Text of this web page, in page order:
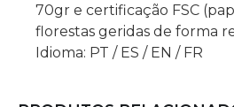
70gr e certificação FSC
florestas geridas de forma
Idioma: PT / ES / EN / FR